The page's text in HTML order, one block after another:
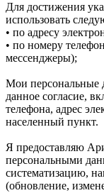
Для достижения
использовать
• по адресу
• по номеру
мессенджеры);
Мои персональные
данное согласие,
телефона, адрес
населенный пункт.
Я предоставляю
персональными
систематизацию,
(обновление,